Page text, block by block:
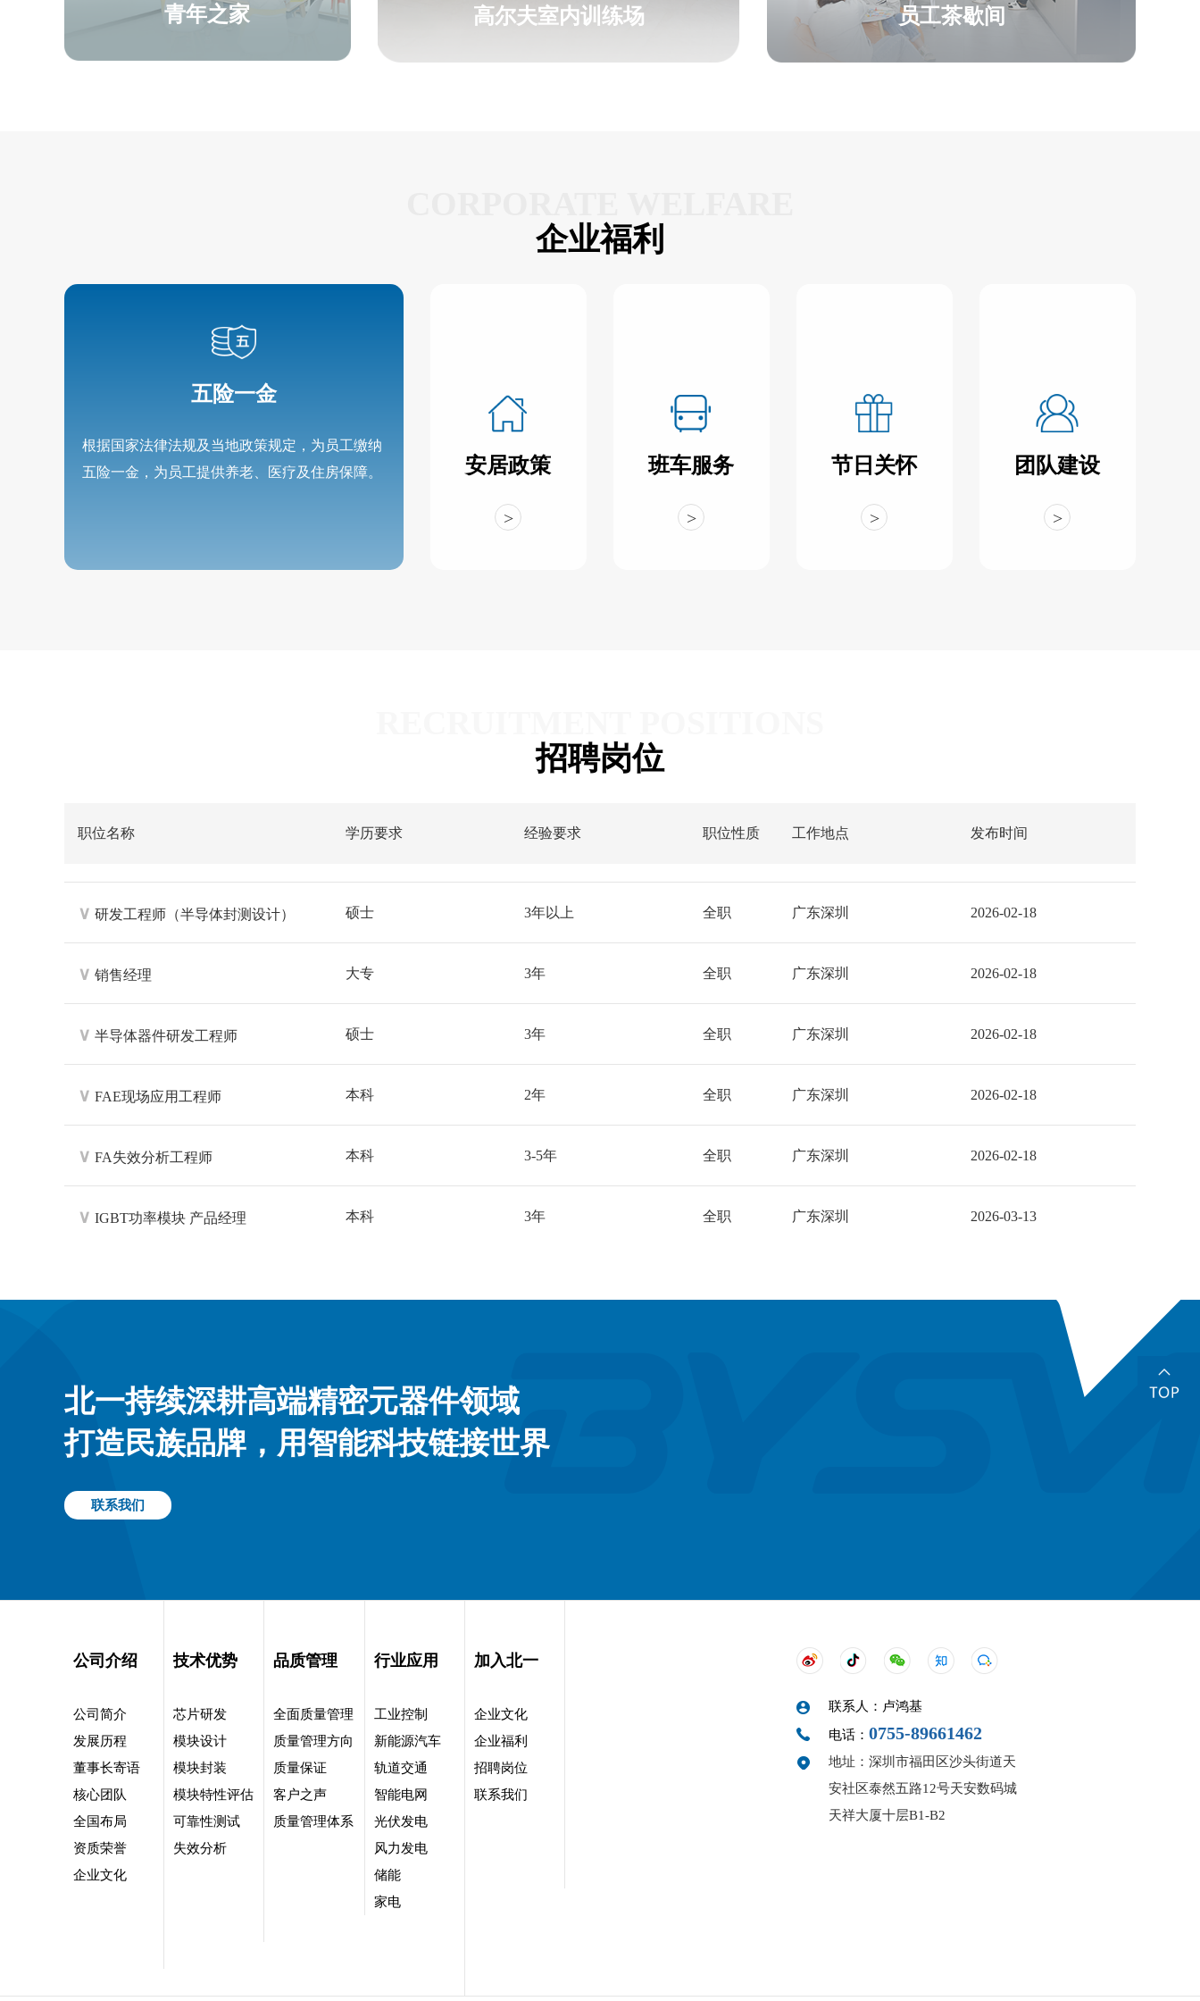
青年之家 高尔夫室内训练场 员工茶歇间
企业福利
五险一金
根据国家法律法规及当地政策规定，为员工缴纳
五险一金，为员工提供养老、医疗及住房保障。
安居政策
>
班车服务
>
节日关怀
>
团队建设
>
招聘岗位
职位名称 学历要求 经验要求 职位性质 工作地点 发布时间
∨ 研发工程师（半导体封测设计） 硕士 3年以上 全职 广东深圳 2026-02-18
∨ 销售经理 大专 3年 全职 广东深圳 2026-02-18
∨ 半导体器件研发工程师 硕士 3年 全职 广东深圳 2026-02-18
∨ FAE现场应用工程师 本科 2年 全职 广东深圳 2026-02-18
∨ FA失效分析工程师 本科 3-5年 全职 广东深圳 2026-02-18
∨ IGBT功率模块 产品经理 本科 3年 全职 广东深圳 2026-03-13
北一持续深耕高端精密元器件领域
打造民族品牌，用智能科技链接世界
联系我们
公司介绍
公司简介
发展历程
董事长寄语
核心团队
全国布局
资质荣誉
企业文化
技术优势
芯片研发
模块设计
模块封装
模块特性评估
可靠性测试
失效分析
品质管理
全面质量管理
质量管理方向
质量保证
客户之声
质量管理体系
行业应用
工业控制
新能源汽车
轨道交通
智能电网
光伏发电
风力发电
储能
家电
加入北一
企业文化
企业福利
招聘岗位
联系我们
联系人：卢鸿基
电话： 0755-89661462
地址：深圳市福田区沙头街道天
安社区泰然五路12号天安数码城
天祥大厦十层B1-B2